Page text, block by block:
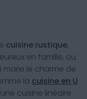
cuisine rustique,
en famille, ou
le charme de
la cuisine en U
cuisine linéaire